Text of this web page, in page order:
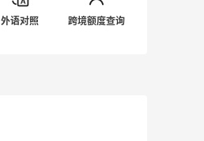
外语对照 跨境额度查询